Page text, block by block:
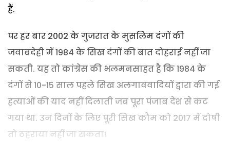
हैं.
पर हर बार 2002 के गुजरात के मुसलिम दंगों की
जवाबदेही में 1984 के सिख दंगों की बात दोहराई नहीं जा
सकती. यह तो कांग्रेस की भलमनसाहत है कि 1984 के
दंगों से 10-15 साल पहले सिख अलगाववादियों द्वारा की गई
हत्याओं की याद नहीं दिलाती जब पूरा पंजाब देश से कट
गया था. उन दिनों के लिए पूरी सिख कौम को 2017 में दोषी
तो ठहराया नहीं जा सकता!